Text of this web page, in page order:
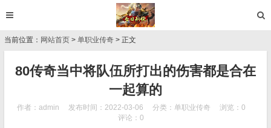
当前位置： 网站首页 > 单职业传奇 > 正文
80传奇当中将队伍所打出的伤害都是合在
一起算的
作者：admin 发布时间：2022-03-06 分类： 单职业传奇
浏览：0
评论：0